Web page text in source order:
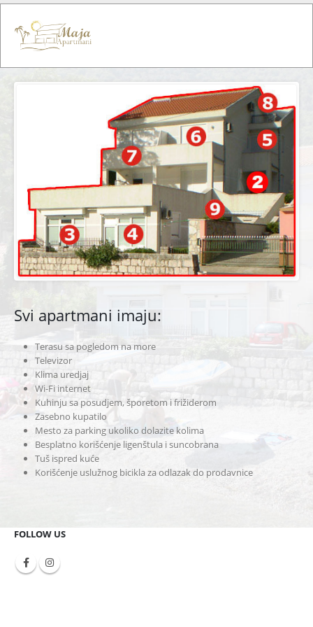
Svi apartmani imaju:
Terasu sa pogledom na more
Televizor
Klima uredjaj
Wi-Fi internet
Kuhinju sa posudjem, šporetom i frižiderom
Zasebno kupatilo
Mesto za parking ukoliko dolazite kolima
Besplatno korišćenje ligenštula i suncobrana
Tuš ispred kuće
Korišćenje uslužnog bicikla za odlazak do prodavnice
FOLLOW US